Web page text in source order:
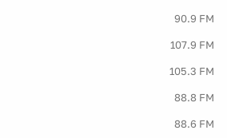
90.9 FM
107.9 FM
105.3 FM
88.8 FM
88.6 FM